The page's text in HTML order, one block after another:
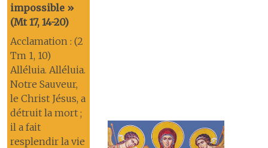
impossible »
(Mt 17, 14-20)
Acclamation : (2
Tm 1, 10)
Alléluia. Alléluia.
Notre Sauveur,
le Christ Jésus, a
détruit la mort ;
il a fait
resplendir la vie